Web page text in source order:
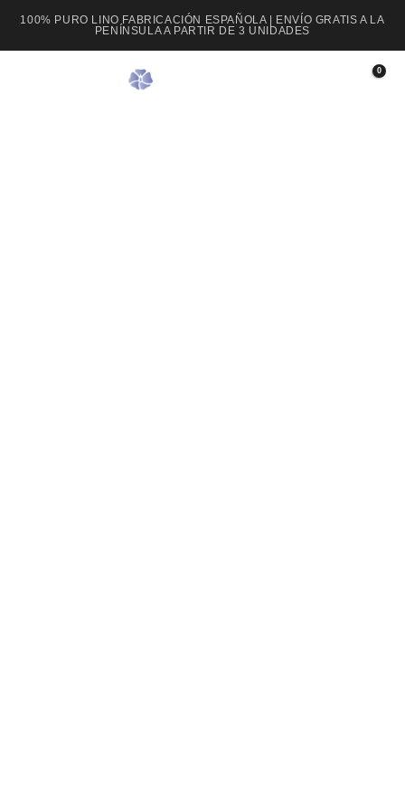
100% PURO LINO FABRICACIÓN ESPAÑOLA | ENVÍO GRATIS A LA
PENÍNSULA A PARTIR DE 3 UNIDADES
0